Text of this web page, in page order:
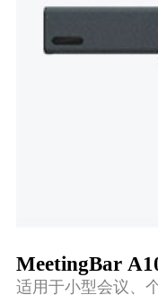
MeetingBar
适用于小型会议、